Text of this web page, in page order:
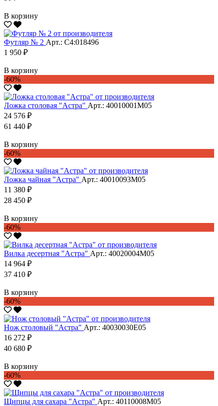
В корзину
Футляр № 2 Арт.: С4:018496
1 950 ₽
В корзину
-60%
Ложка столовая "Астра" Арт.: 40010001М05
24 576 ₽
61 440 ₽
В корзину
-60%
Ложка чайная "Астра" Арт.: 40010093М05
11 380 ₽
28 450 ₽
В корзину
-60%
Вилка десертная "Астра" Арт.: 40020004М05
14 964 ₽
37 410 ₽
В корзину
-60%
Нож столовый "Астра" Арт.: 40030030Е05
16 272 ₽
40 680 ₽
В корзину
-60%
Щипцы для сахара "Астра" Арт.: 40110008М05